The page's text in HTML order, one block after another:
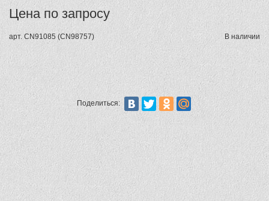
Цена по запросу
арт. CN91085 (CN98757) В наличии
Поделиться: